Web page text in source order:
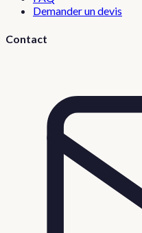
Demander un devis
Contact